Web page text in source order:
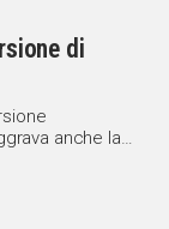
di
anche la